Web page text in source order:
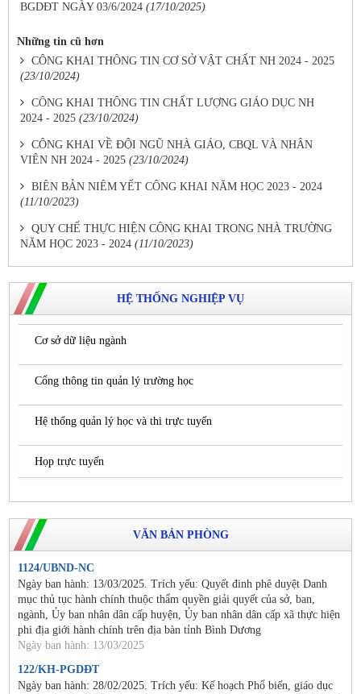
BGDĐT NGÀY 03/6/2024 (17/10/2025)
Những tin cũ hơn
CÔNG KHAI THÔNG TIN CƠ SỞ VẬT CHẤT NH 2024 - 2025
(23/10/2024)
CÔNG KHAI THÔNG TIN CHẤT LƯỢNG GIÁO DỤC NH
2024 - 2025 (23/10/2024)
CÔNG KHAI VỀ ĐỘI NGŨ NHÀ GIÁO, CBQL VÀ NHÂN
VIÊN NH 2024 - 2025 (23/10/2024)
BIÊN BẢN NIÊM YẾT CÔNG KHAI NĂM HỌC 2023 - 2024
(11/10/2023)
QUY CHẾ THỰC HIỆN CÔNG KHAI TRONG NHÀ TRƯỜNG
NĂM HỌC 2023 - 2024 (11/10/2023)
HỆ THỐNG NGHIỆP VỤ
Cơ sở dữ liệu ngành
Cổng thông tin quản lý trường học
Hệ thống quản lý học và thi trực tuyến
Họp trực tuyến
VĂN BẢN PHÒNG
1124/UBND-NC
Ngày ban hành: 13/03/2025. Trích yếu: Quyết đinh phê duyệt Danh
mục thủ tục hành chính thuộc thẩm quyền giải quyết của sở, ban,
ngành, Ủy ban nhân dân cấp huyện, Ủy ban nhân dân cấp xã thực hiện
phi địa giới hành chính trên địa bàn tỉnh Bình Dương
Ngày ban hành: 13/03/2025
122/KH-PGDĐT
Ngày ban hành: 28/02/2025. Trích yếu: Kế hoạch Phổ biến, giáo dục